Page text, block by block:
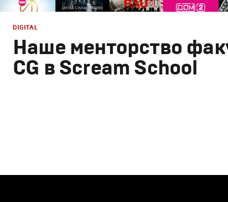
Наше менторство
CG в Scream School
DIGITAL